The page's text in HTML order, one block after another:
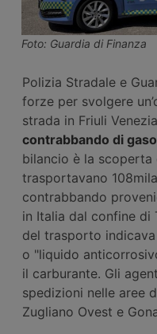
Foto: Guardia di Finanza
Polizia Stradale e
forze per svolgere
strada in Friuli
contrabbando di
bilancio è la
trasportavano
contrabbando
in Italia dal confine di
del trasporto
o "liquido
il carburante. Gli
spedizioni nelle aree
Zugliano Ovest e